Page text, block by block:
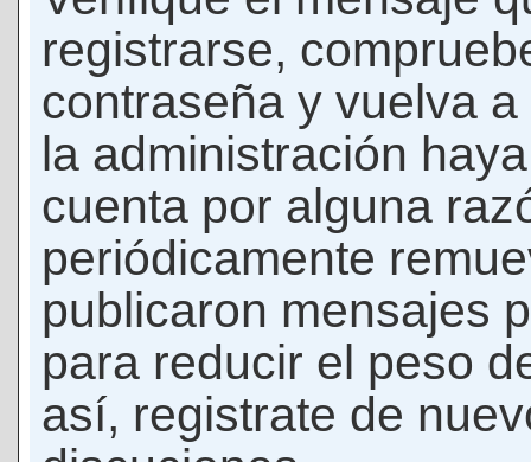
registrarse,
contraseña y vuelva
la administración
cuenta por alguna
periódicamente
publicaron mensajes
para reducir el peso
así, registrate de